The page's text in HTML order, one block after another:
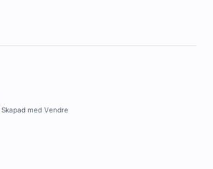
Skapad med Vendre